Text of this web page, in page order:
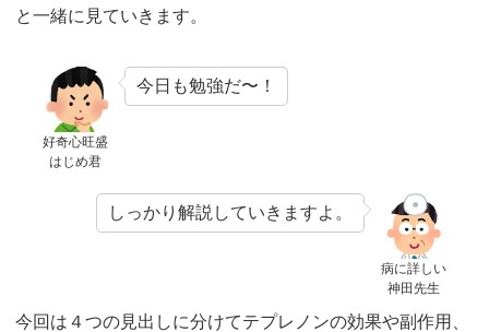
と一緒に見ていきます。
好奇心旺盛
はじめ君
今日も勉強だ〜！
病に詳しい
神田先生
しっかり解説していきますよ。
今回は４つの見出しに分けてテプレノンの効果や副作用、